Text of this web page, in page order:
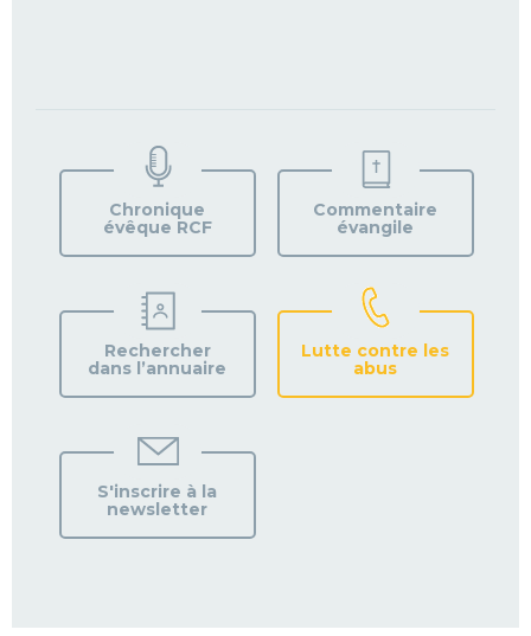
VOTRE
PAROISSE
Chronique
évêque RCF
Commentaire
évangile
Rechercher
dans l’annuaire
Lutte contre les
abus
S'inscrire à la
newsletter